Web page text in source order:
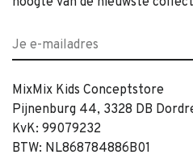
MixMix Kids Conceptstore
Pijnenburg 44, 3328 DB
KvK: 99079232
BTW: NL868784886B01